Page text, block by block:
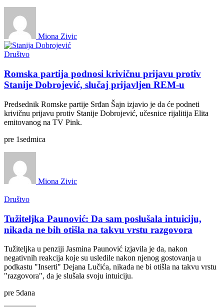
Miona Zivic
Društvo
Romska partija podnosi krivičnu prijavu protiv
Stanije Dobrojević, slučaj prijavljen REM-u
Predsednik Romske partije Srđan Šajn izjavio je da će podneti
krivičnu prijavu protiv Stanije Dobrojević, učesnice rijalitija Elita
emitovanog na TV Pink.
pre 1sedmica
Miona Zivic
Društvo
Tužiteljka Paunović: Da sam poslušala intuiciju,
nikada ne bih otišla na takvu vrstu razgovora
Tužiteljka u penziji Jasmina Paunović izjavila je da, nakon
negativnih reakcija koje su usledile nakon njenog gostovanja u
podkastu "Inserti" Dejana Lučića, nikada ne bi otišla na takvu vrstu
"razgovora", da je slušala svoju intuiciju.
pre 5dana